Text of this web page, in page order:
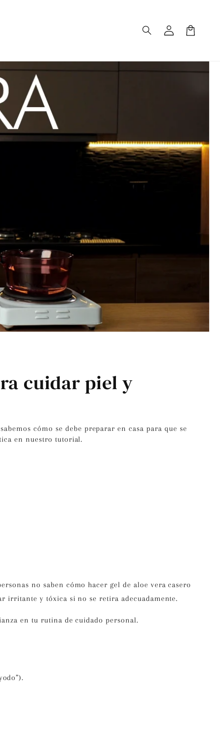
Iniciar
sesión
cuidar piel y
cómo se debe preparar en casa para que se
en nuestro tutorial.
no saben cómo hacer gel de aloe vera casero
irritante y tóxica si no se retira adecuadamente.
en tu rutina de cuidado personal.